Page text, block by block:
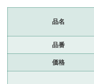
品名
品番
価格